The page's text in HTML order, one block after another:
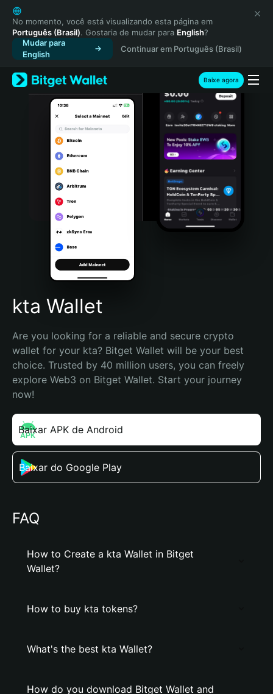
English
日本語
Tiếng Việt
Русский
Español (Latinoamérica)
Türkçe
Italiano
Português (Portugal)
Bahasa Indonesia
Português (Brasil)
Español (Argentina)
No momento, você está visualizando esta página em
Português (Brasil). Gostaria de mudar para English?
Mudar para
English
Continuar em Português (Brasil)
Baixe agora
kta Wallet
Are you looking for a reliable and secure crypto
wallet for your kta? Bitget Wallet will be your best
choice. Trusted by 40 million users, you can freely
explore Web3 on Bitget Wallet. Start your journey
now!
Baixar APK de Android
Baixar do Google Play
FAQ
How to Create a kta Wallet in Bitget
Wallet?
How to buy kta tokens?
What's the best kta Wallet?
How do you download Bitget Wallet and